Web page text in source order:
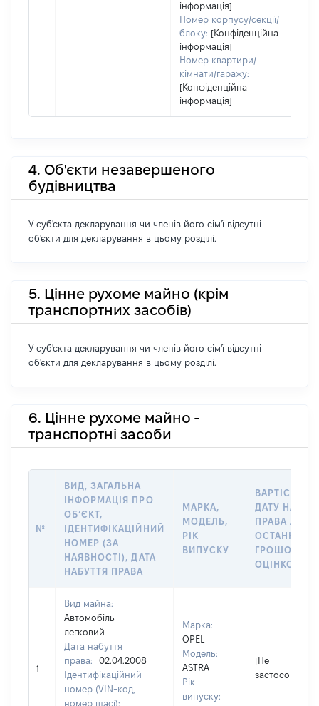
інформація]
Номер корпусу/секції/
блоку: [Конфіденційна
інформація]
Номер квартири/
кімнати/гаражу:
[Конфіденційна
інформація]
4. Об'єкти незавершеного
будівництва
У суб'єкта декларування чи членів його сім'ї відсутні
об'єкти для декларування в цьому розділі.
5. Цінне рухоме майно (крім
транспортних засобів)
У суб'єкта декларування чи членів його сім'ї відсутні
об'єкти для декларування в цьому розділі.
6. Цінне рухоме майно -
транспортні засоби
№
ВИД, ЗАГАЛЬНА
ІНФОРМАЦІЯ ПРО
ОБʼЄКТ,
ІДЕНТИФІКАЦІЙНИЙ
НОМЕР (ЗА
НАЯВНОСТІ), ДАТА
НАБУТТЯ ПРАВА
МАРКА,
МОДЕЛЬ,
РІК
ВИПУСКУ
ВАРТІСТЬ НА
ДАТУ
ПРАВА АБО
ГРОШОВОЮ
ОЦІНКОЮ,
1
Вид майна:
Автомобіль
легковий
Дата набуття
права:
02.04.2008
Ідентифікаційний
номер (VIN-код,
номер шасі):
Марка:
OPEL
Модель:
ASTRA
Рік
випуску:
[Не